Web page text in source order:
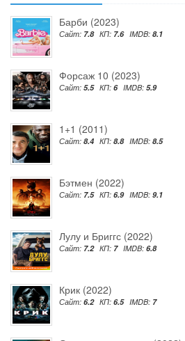
Барби (2023)
Сайт: 7.8 КП: 7.6 IMDB: 8.1
Форсаж 10 (2023)
Сайт: 5.5 КП: 6 IMDB: 5.9
1+1 (2011)
Сайт: 8.4 КП: 8.8 IMDB: 8.5
Бэтмен (2022)
Сайт: 7.5 КП: 6.9 IMDB: 9.1
Лулу и Бриггс (2022)
Сайт: 7.2 КП: 7 IMDB: 6.8
Крик (2022)
Сайт: 6.2 КП: 6.5 IMDB: 7